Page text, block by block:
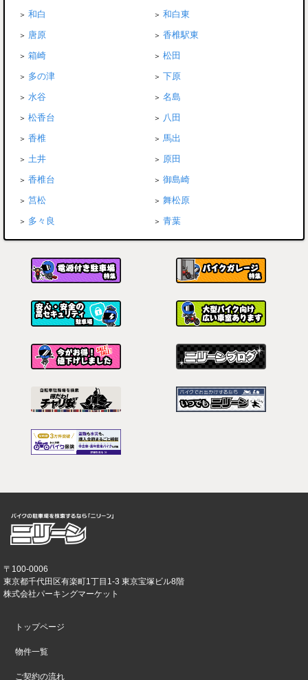
和白
和白東
唐原
香椎駅東
箱崎
松田
多の津
下原
水谷
名島
松香台
八田
香椎
馬出
土井
原田
香椎台
御島崎
筥松
舞松原
多々良
青葉
〒100-0006
東京都千代田区有楽町1丁目1-3 東京宝塚ビル8階
株式会社パーキングマーケット
トップページ
物件一覧
ご契約の流れ